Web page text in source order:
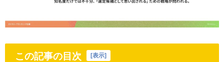
この記事の目次 表示